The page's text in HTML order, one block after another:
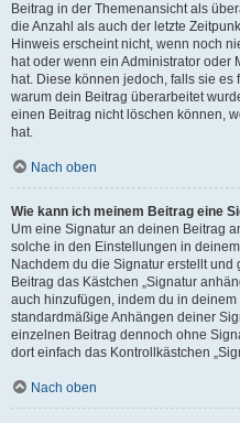
Beitrag in der Themenansicht als
die Anzahl als auch der letzte
Hinweis erscheint nicht, wenn noch
hat oder wenn ein Administrator
hat. Diese können jedoch, falls sie
warum dein Beitrag überarbeitet
einen Beitrag nicht löschen können,
hat.
Nach oben
Wie kann ich meinem Beitrag eine
Um eine Signatur an deinen Beitrag
solche in den Einstellungen in
Nachdem du die Signatur erstellt
Beitrag das Kästchen „Signatur
auch hinzufügen, indem du in
standardmäßige Anhängen deiner
einzelnen Beitrag dennoch ohne
dort einfach das Kontrollkästchen
Nach oben